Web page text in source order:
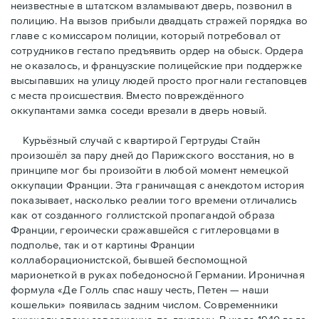
неизвестные в штатском взламывают дверь, позвонил в
полицию. На вызов прибыли двадцать стражей порядка во
главе с комиссаром полиции, который потребовал от
сотрудников гестапо предъявить ордер на обыск. Ордера
не оказалось, и французские полицейские при поддержке
высыпавших на улицу людей просто прогнали гестаповцев
с места происшествия. Вместо повреждённого
оккупантами замка соседи врезали в дверь новый.
Курьёзный случай с квартирой Гертруды Стайн
произошёл за пару дней до Парижского восстания, но в
принципe мог бы произойти в любой момент немецкой
оккупации Франции. Эта граничащая с анекдотом история
показывает, насколько реалии того времени отличались
как от созданного голлистской пропагандой образа
Франции, героически сражавшейся с гитлеровцами в
подполье, так и от картины Франции
коллаборационистской, бывшей беспомощной
марионеткой в руках победоносной Германии. Ироничная
формула «Де Голль спас нашу честь, Петен — наши
кошельки» появилась задним числом. Современники